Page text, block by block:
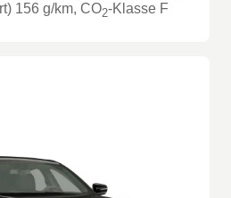
156 g/km, CO2-Klasse F